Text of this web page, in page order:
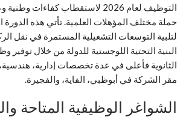
التوظيف لعام 2026 لاستقطاب
حملة مختلف المؤهلات العلمية. تأتي هذه الدورة
لتلبية التوسعات التشغيلية المستمرة في نقل
البنية التحتية اللوجستية للدولة من خلال
الثانوية فأعلى في عدة تخصصات إدارية، هندسية،
مقر الشركة في أبوظبي، الفاية، والفجيرة.
الشواغر الوظيفية المتاحة